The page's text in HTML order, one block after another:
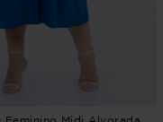
Feminino Midi Alvorada